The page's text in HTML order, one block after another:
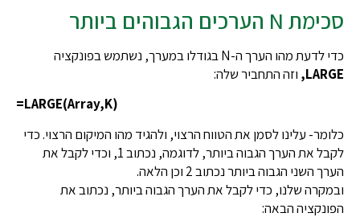
סכימת N הערכים הגבוהים ביותר
כדי לדעת מהו הערך ה-N בגודלו במערך, נשתמש בפונקציה
LARGE, וזה התחביר שלה:
=LARGE(Array,K)
כלומר- עלינו לסמן את הטווח הרצוי, ולהגיד מהו המיקום הרצוי. כדי
לקבל את הערך הגבוה ביותר, לדוגמה, נכתוב 1, וכדי לקבל את
הערך השני הגבוה ביותר נכתוב 2 וכן הלאה.
ובמקרה שלנו, כדי לקבל את הערך הגבוה ביותר, נכתוב את
הפונקציה הבאה: